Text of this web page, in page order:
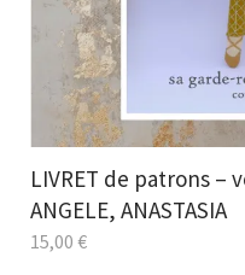
LIVRET de patrons –
ANGELE, ANASTASIA
15,00 €